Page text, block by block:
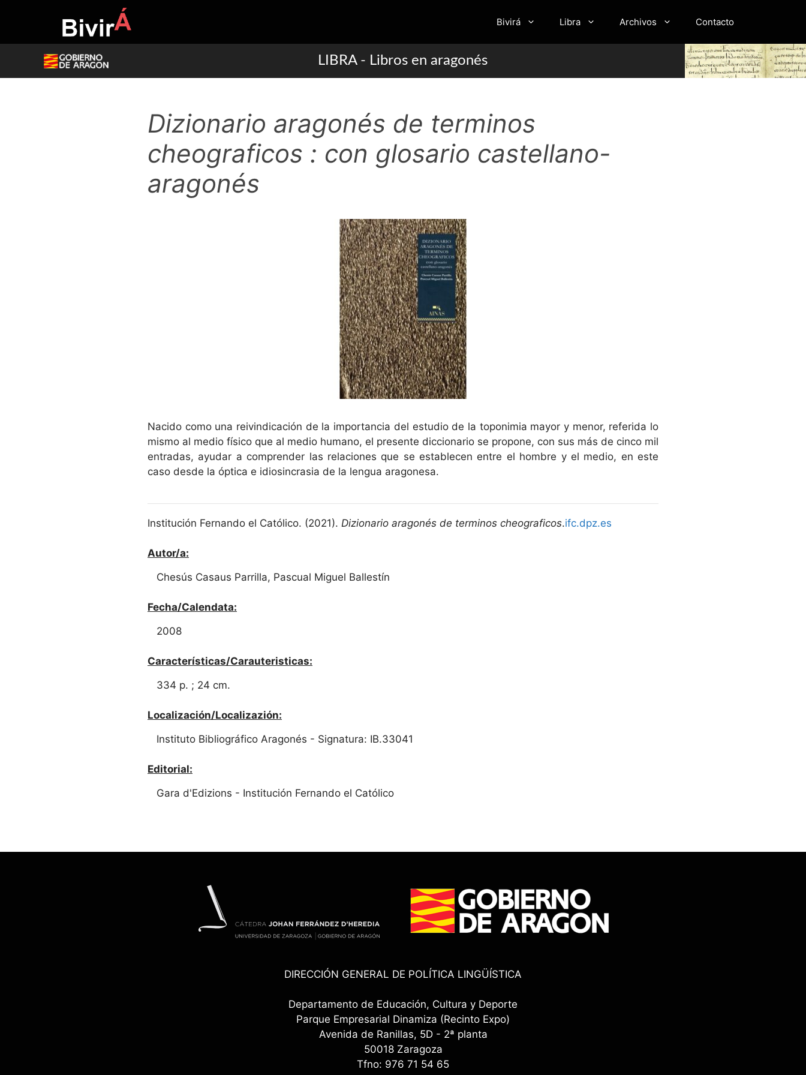
Bivirá Libra Archivos Contacto
LIBRA - Libros en aragonés
Dizionario aragonés de terminos
cheograficos : con glosario castellano-
aragonés
Nacido como una reivindicación de la importancia del estudio de la toponimia mayor y menor, referida lo
mismo al medio físico que al medio humano, el presente diccionario se propone, con sus más de cinco mil
entradas, ayudar a comprender las relaciones que se establecen entre el hombre y el medio, en este
caso desde la óptica e idiosincrasia de la lengua aragonesa.
Institución Fernando el Católico. (2021). Dizionario aragonés de terminos cheograficos.ifc.dpz.es
Autor/a:
Chesús Casaus Parrilla, Pascual Miguel Ballestín
Fecha/Calendata:
2008
Características/Carauteristicas:
334 p. ; 24 cm.
Localización/Localizazión:
Instituto Bibliográfico Aragonés - Signatura: IB.33041
Editorial:
Gara d'Edizions - Institución Fernando el Católico
DIRECCIÓN GENERAL DE POLÍTICA LINGÜÍSTICA
Departamento de Educación, Cultura y Deporte
Parque Empresarial Dinamiza (Recinto Expo)
Avenida de Ranillas, 5D - 2ª planta
50018 Zaragoza
Tfno: 976 71 54 65